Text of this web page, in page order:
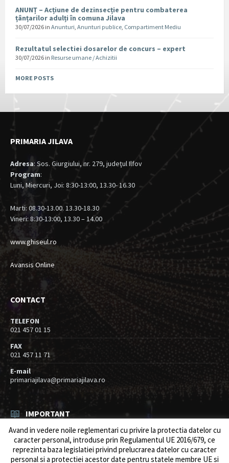
ANUNȚ – Acțiune de dezinsecție pentru combaterea
țânțarilor adulți în comuna Jilava
30/07/2026 in Anunturi, Anunturi publice, Compartiment Mediu
Rezultatul selectiei dosarelor de concurs – expert
30/07/2026 in Resurse umane / Achizitii
MORE POSTS
PRIMARIA JILAVA
Adresa: Sos. Giurgiului, nr. 279, judeţul Ilfov
Program:
Luni, Miercuri, Joi: 8:30-13:00, 13.30- 16.30
Marti: 08.30-13.00. 13.30-18.30
Vineri: 8:30-13:00, 13.30 – 14.00
www.ghiseul.ro
Avansis Online
CONTACT
TELEFON
021 457 01 15
FAX
021 457 11 71
E-mail
primariajilava@primariajilava.ro
IMPORTANT
Rezultat concurs expert – proba scrisa
06/08/2026 inResurse umane / Achizitii
Avand in vedere noile reglementari cu privire la protectia datelor cu
caracter personal, introduse prin Regulamentul UE 2016/679, ce
reprezinta baza legislatiei privind prelucrarea datelor cu caracter
personal si a protectiei acestor date pentru statele membre UE si